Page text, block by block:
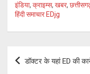
इंडिया, क्राइम्स, खबर,
हिंदी समाचार EDjg
Post
डॉक्टर के यहां ED की